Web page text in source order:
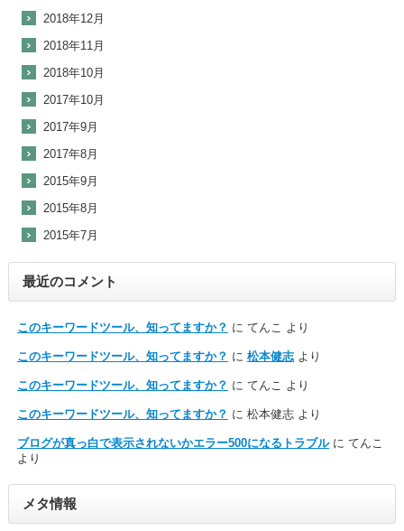
2018年12月
2018年11月
2018年10月
2017年10月
2017年9月
2017年8月
2015年9月
2015年8月
2015年7月
最近のコメント
このキーワードツール、知ってますか？ に てんこ より
このキーワードツール、知ってますか？ に 松本健志より
このキーワードツール、知ってますか？ に てんこ より
このキーワードツール、知ってますか？ に 松本健志より
ブログが真っ白で表示されないかエラー500になるトラブルに てんこ
より
メタ情報